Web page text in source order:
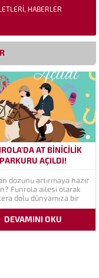
, HABERLER
AT BINICILIK
PARKURU AÇILDI!
dozunu artırmaya hazır
Funrola ailesi olarak
dolu dünyamıza bir
daha ekledik! Doğanın
adrenalini birleştiren
At Parkuru kapılarını
açtı. Neler
DEVAMINI OKU